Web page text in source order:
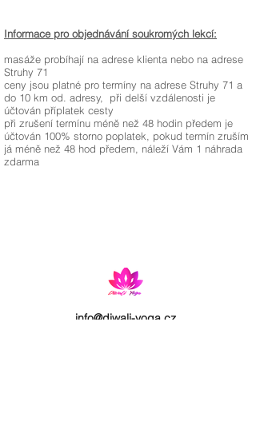
Informace pro objednávání soukromých lekcí:
masáže probíhají na adrese klienta nebo na adrese
Struhy 71
ceny jsou platné pro termíny na adrese Struhy 71 a
do 10 km od. adresy, při delší vzdálenosti je
účtován příplatek cesty
při zrušení termínu méně než 48 hodin předem je
účtován 100% storno poplatek, pokud termín zruším
já méně než 48 hod předem, náleží Vám 1 náhrada
zdarma
info@diwali-yoga.cz